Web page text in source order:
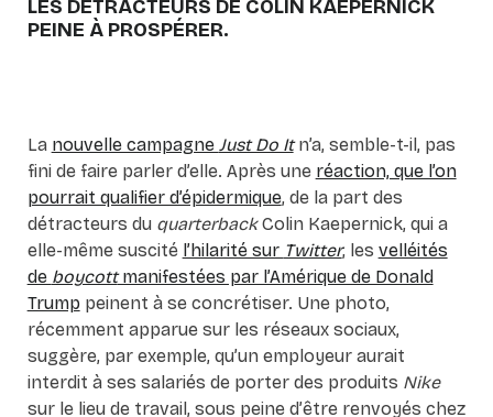
LES DÉTRACTEURS DE COLIN KAEPERNICK
PEINE À PROSPÉRER.
La nouvelle campagne Just Do Itn’a, semble-t-il, pas
fini de faire parler d’elle. Après une réaction, que l’on
pourrait qualifier d’épidermique, de la part des
détracteurs du quarterbackColin Kaepernick, qui a
elle-même suscité l’hilarité sur Twitter, les velléités
de boycottmanifestées par l’Amérique de Donald
Trumppeinent à se concrétiser. Une photo,
récemment apparue sur les réseaux sociaux,
suggère, par exemple, qu’un employeur aurait
interdit à ses salariés de porter des produits Nike
sur le lieu de travail, sous peine d’être renvoyés chez